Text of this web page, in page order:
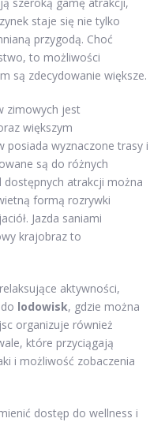
staje się nie tylko
przygodą. Choć
to możliwości
są zdecydowanie większe.
zimowych jest
większym
posiada wyznaczone trasy i
są do różnych
atrakcji można
formą rozrywki
Jazda saniami
krajobraz to
aktywności,
lodowisk, gdzie można
organizuje również
które przyciągają
i możliwość zobaczenia
dostęp do wellness i